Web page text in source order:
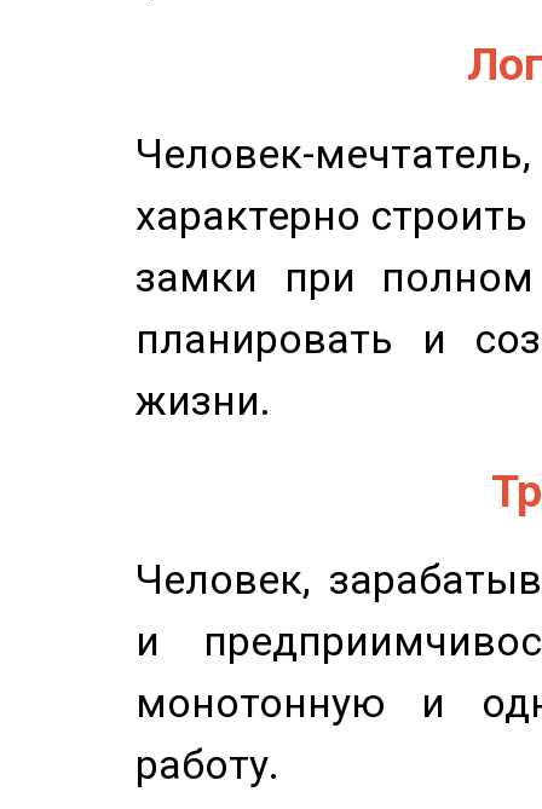
Человек-
характерно
замки при полном
планировать и
жизни.
Человек,
и
монотонную и
работу.